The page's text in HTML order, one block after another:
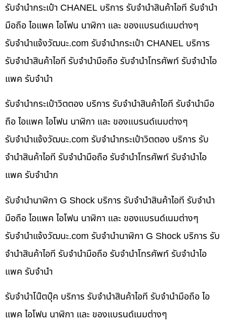
รับจำนำกระเป๋า CHANEL บริการ รับจำนำสินค้าไอที รับจำนำ
มือถือ ไอแพค ไอโฟน นาฬิกา และ ของแบรนด์เนมต่างๆ
รับจํานําแจ้งวัฒนะ.com รับจำนำกระเป๋า CHANEL บริการ
รับจำนำสินค้าไอที รับจำนำมือถือ รับจำนำโทรศัพท์ รับจำนำไอ
แพค รับจำนำ
รับจำนำกระเป๋าวิตตอง บริการ รับจำนำสินค้าไอที รับจำนำมือ
ถือ ไอแพค ไอโฟน นาฬิกา และ ของแบรนด์เนมต่างๆ
รับจํานําแจ้งวัฒนะ.com รับจำนำกระเป๋าวิตตอง บริการ รับ
จำนำสินค้าไอที รับจำนำมือถือ รับจำนำโทรศัพท์ รับจำนำไอ
แพค รับจำนำก
รับจำนำนาฬิกา G Shock บริการ รับจำนำสินค้าไอที รับจำนำ
มือถือ ไอแพค ไอโฟน นาฬิกา และ ของแบรนด์เนมต่างๆ
รับจํานําแจ้งวัฒนะ.com รับจำนำนาฬิกา G Shock บริการ รับ
จำนำสินค้าไอที รับจำนำมือถือ รับจำนำโทรศัพท์ รับจำนำไอ
แพค รับจำนำ
รับจำนำโน๊ตบุ๊ค บริการ รับจำนำสินค้าไอที รับจำนำมือถือ ไอ
แพค ไอโฟน นาฬิกา และ ของแบรนด์เนมต่างๆ